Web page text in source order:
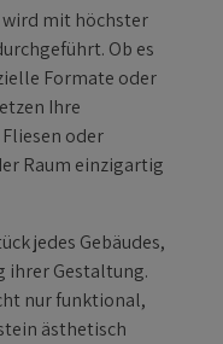
wird mit höchster
Ob es
Formate oder
Ihre
oder
Raum einzigartig
jedes Gebäudes,
ihrer Gestaltung.
nur funktional,
ästhetisch